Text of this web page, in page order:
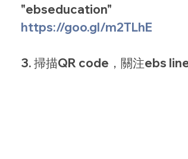
"ebseducation"
https://goo.gl/m2TLhE
3. 掃描QR code，關注ebs